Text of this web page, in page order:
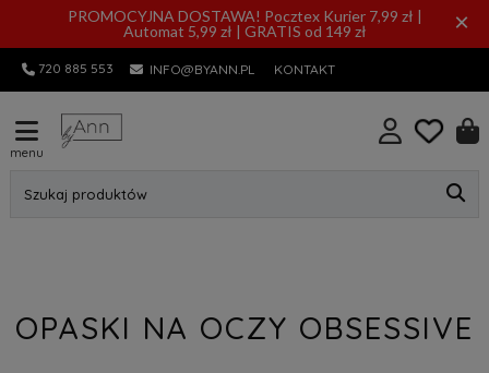
PROMOCYJNA DOSTAWA! Pocztex Kurier 7,99 zł |
Automat 5,99 zł | GRATIS od 149 zł
×
720 885 553 INFO@BYANN.PL KONTAKT
menu
Szukaj produktów
OPASKI NA OCZY OBSESSIVE